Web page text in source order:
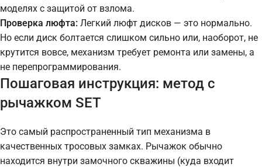
моделях с защитой от взлома.
Проверка люфта: Легкий люфт дисков — это нормально.
Но если диск болтается слишком сильно или, наоборот, не
крутится вовсе, механизм требует ремонта или замены, а
не перепрограммирования.
Пошаговая инструкция: метод с
рычажком SET
Это самый распространенный тип механизма в
качественных тросовых замках. Рычажок обычно
находится внутри замочного скважины (куда входит